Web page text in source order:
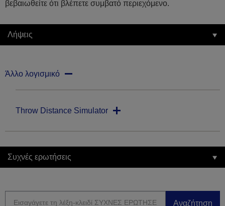
βεβαιωθείτε ότι βλέπετε συμβατό περιεχόμενο.
Λήψεις
Άλλο λογισμικό
Throw Distance Simulator
Συχνές ερωτήσεις
Αναζήτηση